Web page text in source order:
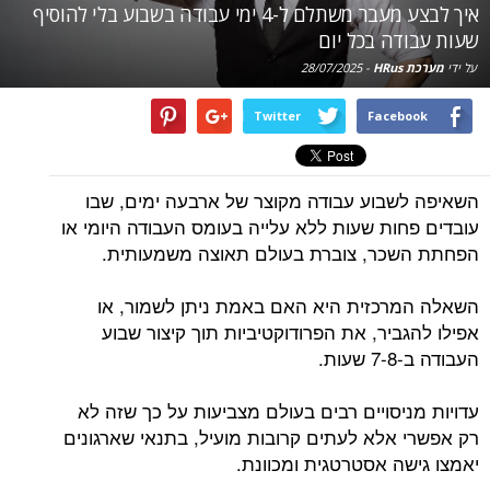
איך לבצע מעבר משתלם ל-4 ימי עבודה בשבוע בלי להוסיף
שעות עבודה בכל יום
על ידי מערכת HRus -
28/07/2025
Facebook
Twitter
השאיפה לשבוע עבודה מקוצר של ארבעה ימים, שבו
עובדים פחות שעות ללא עלייה בעומס העבודה היומי או
הפחתת השכר, צוברת בעולם תאוצה משמעותית.
השאלה המרכזית היא האם באמת ניתן לשמור, או
אפילו להגביר, את הפרודוקטיביות תוך קיצור שבוע
העבודה ב-7-8 שעות.
עדויות מניסויים רבים בעולם מצביעות על כך שזה לא
רק אפשרי אלא לעתים קרובות מועיל, בתנאי שארגונים
יאמצו גישה אסטרטגית ומכוונת.